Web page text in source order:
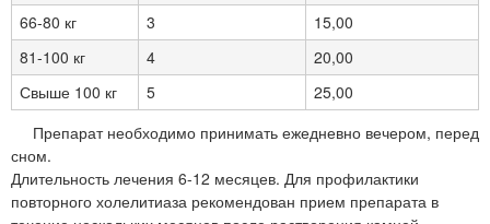
66-80 кг
3
15,00
81-100 кг
4
20,00
Свыше 100 кг
5
25,00
Препарат необходимо принимать ежедневно вечером, перед
сном.
Длительность лечения 6-12 месяцев. Для профилактики
повторного холелитиаза рекомендован прием препарата в